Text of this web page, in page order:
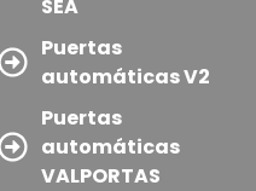
SEA
Puertas
automáticas V2
Puertas
automáticas
VALPORTAS